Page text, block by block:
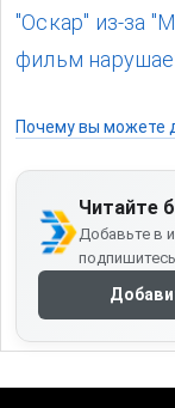
"Оскар" из-за
фильм
Почему вы можете
Читайте
Добавьте в